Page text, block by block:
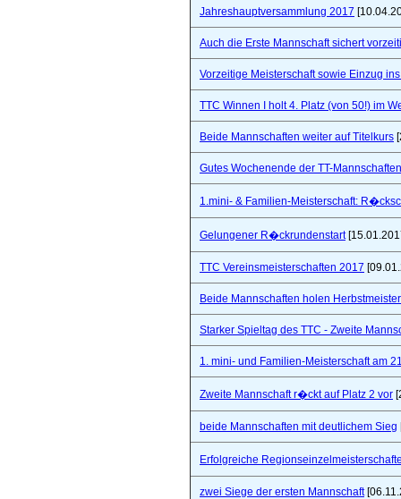
Jahreshauptversammlung 2017
Auch die Erste Mannschaft sichert
Vorzeitige Meisterschaft sowie Einzug
TTC Winnen I holt 4. Platz (von 50!) im
Beide Mannschaften weiter auf Titelkurs
Gutes Wochenende der TT-
1.mini- & Familien-Meisterschaft:
Gelungener R�ckrundenstart
TTC Vereinsmeisterschaften 2017
Beide Mannschaften holen
Starker Spieltag des TTC - Zweite
1. mini- und Familien-Meisterschaft am
Zweite Mannschaft r�ckt auf Platz 2 vor
beide Mannschaften mit deutlichem Sieg
Erfolgreiche
zwei Siege der ersten Mannschaft